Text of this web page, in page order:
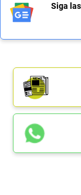
Siga